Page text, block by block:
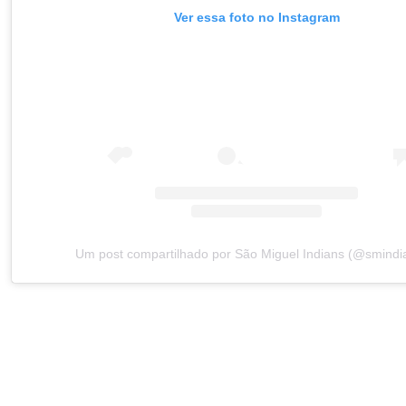
Ver essa foto no Instagram
Um post compartilhado por São Miguel Indians